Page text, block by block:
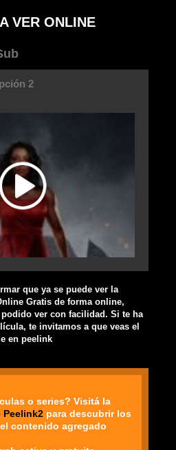
VER ONLINE
2
que ya se puede ver la
Gratis de forma online,
ver con facilidad. Si te ha
te invitamos a que veas el
en peelink
o series? Visitá la
Peelink2 para descubrir los
contenido agregado